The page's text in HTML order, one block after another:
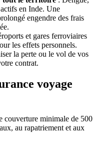
en Inde. Une
engendre des frais
et gares ferroviaires
les effets personnels.
la perte ou le vol de vos
contrat.
voyage
couverture minimale de 500
au rapatriement et aux